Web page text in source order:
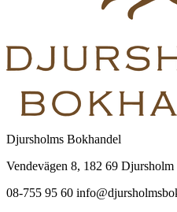
Djursholms Bokhandel
Vendevägen 8, 182 69 Djursholm
08-755 95 60